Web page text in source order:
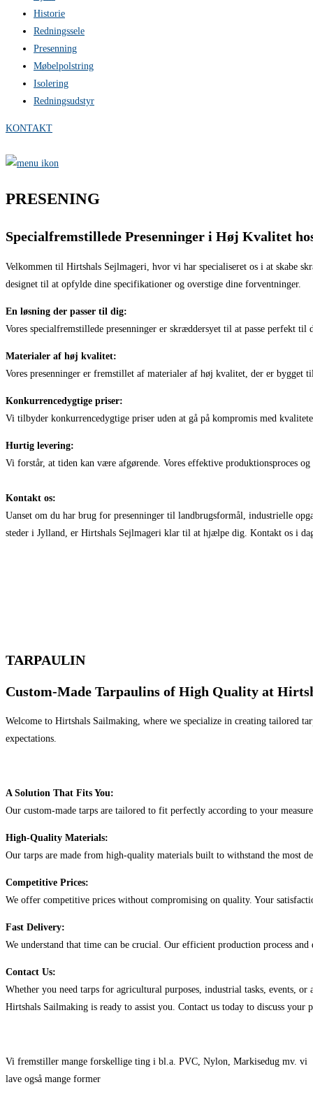
Historie
Redningssele
Presenning
Møbelpolstring
Isolering
Redningsudstyr
KONTAKT
PRESENING
Specialfremstillede Presenninger i Høj Kvalitet
Velkommen til Hirtshals Sejlmageri, hvor vi har specialiseret os i at skabe
designet til at opfylde dine specifikationer og overstige dine forventninger.
En løsning der passer til dig:
Vores specialfremstillede presenninger er skræddersyet til at passe perfekt
Materialer af høj kvalitet:
Vores presenninger er fremstillet af materialer af høj kvalitet, der er bygget
Konkurrencedygtige priser:
Vi tilbyder konkurrencedygtige priser uden at gå på kompromis med
Hurtig levering:
Vi forstår, at tiden kan være afgørende. Vores effektive produktionsproces
Kontakt os:
Uanset om du har brug for presenninger til landbrugsformål, industrielle
steder i Jylland, er Hirtshals Sejlmageri klar til at hjælpe dig. Kontakt os i
TARPAULIN
Custom-Made Tarpaulins of High Quality at
Welcome to Hirtshals Sailmaking, where we specialize in creating tailored
expectations.
A Solution That Fits You:
Our custom-made tarps are tailored to fit perfectly according to your
High-Quality Materials:
Our tarps are made from high-quality materials built to withstand the most
Competitive Prices:
We offer competitive prices without compromising on quality. Your
Fast Delivery:
We understand that time can be crucial. Our efficient production process
Contact Us:
Whether you need tarps for agricultural purposes, industrial tasks, events,
Hirtshals Sailmaking is ready to assist you. Contact us today to discuss your
Vi fremstiller mange forskellige ting i bl.a. PVC, Nylon, Markisedug mv. vi
lave også mange former